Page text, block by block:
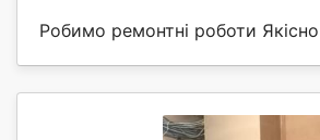
Робимо ремонтні роботи